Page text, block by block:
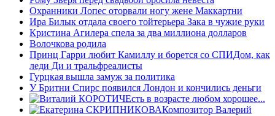
Охранники Лопес оторвали ногу жене Маккартни
Ира Билык отдала своего тойтерьера Зака в чужие руки
Кристина Агилера спела за два миллиона долларов
Волочкова родила
Принц Гарри любит Камиллу и борется со СПИДом, как
леди Ди и тральфреалисты
Гурцкая вышла замуж за политика
У Бритни Спирс появился Лондон и кончились деньги
Есть в возрасте любом хорошее...
Композитор Валерий